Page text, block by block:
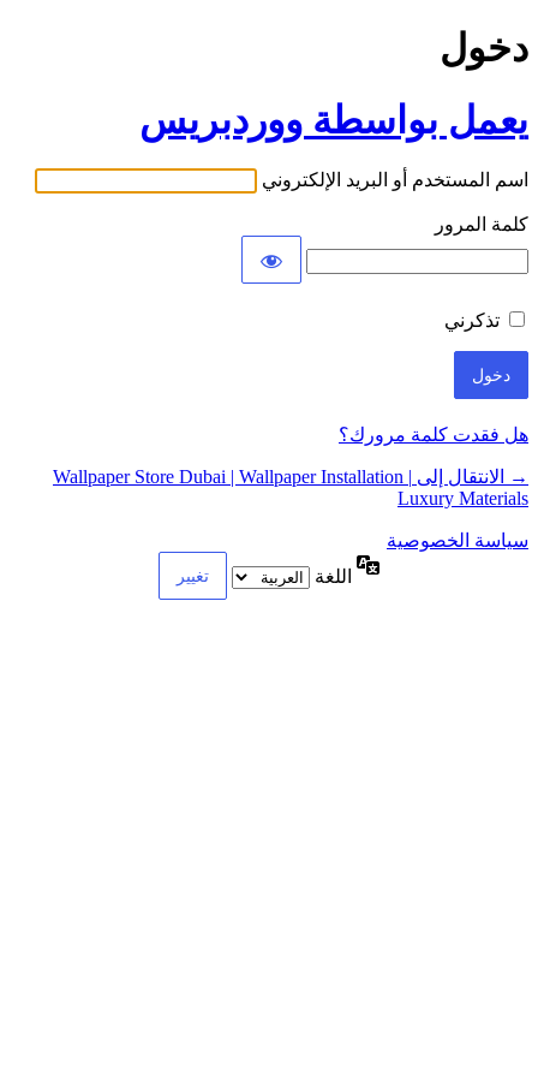
دخول
يعمل بواسطة ووردبريس
اسم المستخدم أو البريد الإلكتروني
كلمة المرور
تذكرني
هل فقدت كلمة مرورك؟
→ الانتقال إلى Wallpaper Store Dubai | Wallpaper Installation |
Luxury Materials
سياسة الخصوصية
اللغة